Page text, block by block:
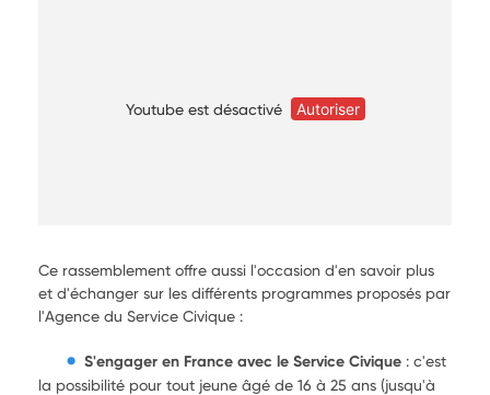
Youtube est désactivé Autoriser
Ce rassemblement offre aussi l'occasion d'en savoir plus
et d'échanger sur les différents programmes proposés par
l'Agence du Service Civique :
S'engager en France avec le Service Civique : c'est
la possibilité pour tout jeune âgé de 16 à 25 ans (jusqu'à